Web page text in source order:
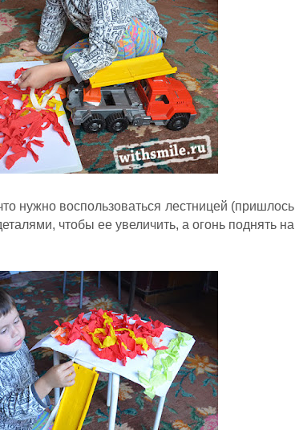
нужно воспользоваться лестницей (пришлось
чтобы ее увеличить, а огонь поднять на